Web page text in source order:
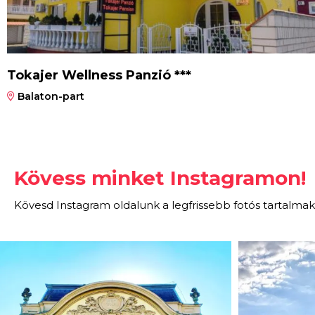
Tokajer Wellness Panzió ***
Balaton-part
Kövess minket Instagramon!
Kövesd Instagram oldalunk a legfrissebb fotós